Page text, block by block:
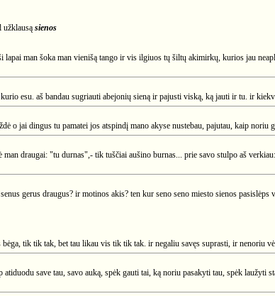
užklausą sienos
man šoka man vienišą tango ir vis ilgiuos tų šiltų akimirkų, kurios jau
esu. aš bandau sugriauti abejonių sieną ir pajusti viską, ką jauti ir tu. ir
o jai dingus tu pamatei jos atspindį mano akyse nustebau, pajutau, kaip noriu
draugai: "tu durnas",- tik tuščiai aušino burnas... prie savo stulpo aš
gerus draugus? ir motinos akis? ten kur seno seno miesto sienos
tik tik tak, bet tau likau vis tik tik tak. ir negaliu savęs suprasti, ir nenoriu
save tau, savo auką, spėk gauti tai, ką noriu pasakyti tau, spėk laužyti